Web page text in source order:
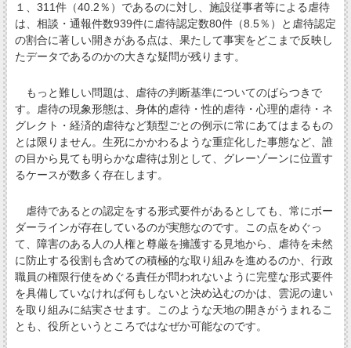
１、311件（40.2％）であるのに対し、施設従事者等による虐待
は、相談・通報件数939件に虐待認定数80件（8.5％）と虐待認定
の割合に著しい開きがある点は、果たして事実をどこまで反映し
たデータであるのかの大きな疑問が残ります。
もっと難しい問題は、虐待の判断基準についてのばらつきで
す。虐待の現象形態は、身体的虐待・性的虐待・心理的虐待・ネ
グレクト・経済的虐待など類型ごとの例示に常にあてはまるもの
とは限りません。生死にかかわるような重症化した事態など、誰
の目から見ても明らかな虐待は別として、グレーゾーンに位置す
るケースが数多く存在します。
虐待であるとの認定をする形式要件があるとしても、常にボー
ダーラインが存在しているのが実態なのです。この点をめぐっ
て、障害のある人の人権と尊厳を擁護する見地から、虐待を未然
に防止する役割も含めての積極的な取り組みを進めるのか、行政
職員の権限行使をめぐる責任が問われないように完璧な形式要件
を具備していなければ何もしないと決め込むのかは、雲泥の違い
を取り組みに結実させます。このような天地の開きがうまれるこ
とも、役所というところではなぜか可能なのです。